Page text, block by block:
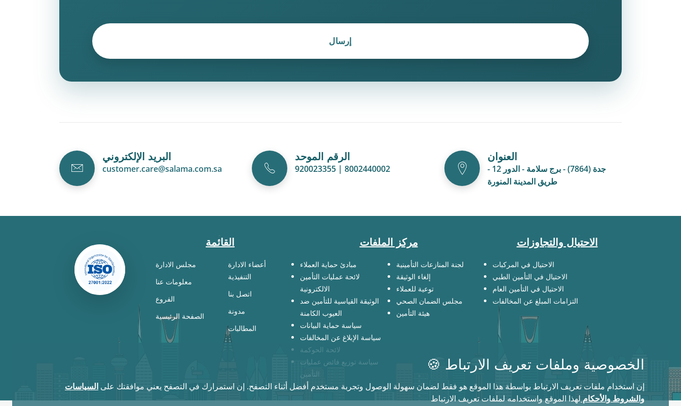
إرسال
البريد الإلكتروني
customer.care@salama.com.sa
الرقم الموحد
920023355 | 8002440002
العنوان
جدة (7864) - برج سلامة - الدور 12 -
طريق المدينة المنورة
القائمة
مجلس الادارة
معلومات عنا
الفروع
الصفحة الرئيسية
أعضاء الادارة
التنفيذية
اتصل بنا
مدونة
المطالبات
مركز الملفات
مبادئ حماية العملاء
لائحة عمليات التأمين
الالكترونية
الوثيقة القياسية للتأمين ضد
العيوب الكامنة
سياسة حماية البيانات
سياسة الإبلاغ عن المخالفات
لائحة الحوكمة
سياسة توزيع فائض عمليات
التأمين
لجنة المنازعات التأمينية
إلغاء الوثيقة
توعية للعملاء
مجلس الضمان الصحي
هيئة التأمين
الاحتيال والتجاوزات
الاحتيال في المركبات
الاحتيال في التأمين الطبي
الاحتيال في التأمين العام
التزامات المبلغ عن المخالفات
🍪 الخصوصية وملفات تعريف الارتباط
إن استخدام ملفات تعريف الارتباط بواسطة هذا الموقع هو فقط لضمان سهولة الوصول وتجربة مستخدم أفضل أثناء التصفح. إن استمرارك في التصفح يعني موافقتك على السياسات
والشروط والأحكاملهذا الموقع واستخدامه لملفات تعريف الارتباط